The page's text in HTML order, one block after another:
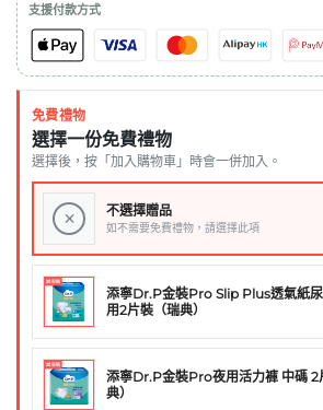
支援付款方式
免費禮物
選擇一份免費禮物
選擇後，按「加入購物車」時會一併加入。
× 不選擇贈品
如不需要免費禮物，請選擇此項
添寧Dr.P金裝Pro Slip Plus透氣紙尿
用2片裝（瑞典）
添寧Dr.P金裝Pro夜用活力褲 中碼 2
典）